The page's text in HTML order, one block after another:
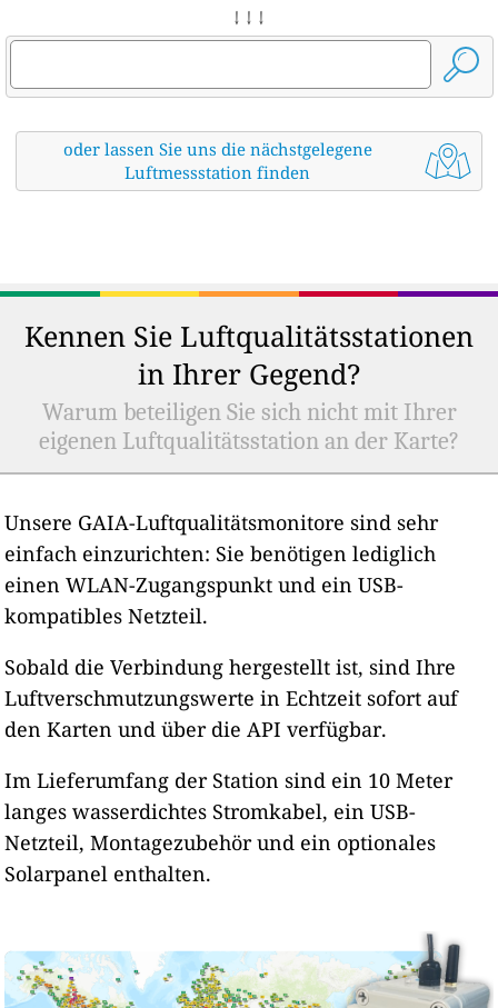
↓ ↓ ↓
oder lassen Sie uns die nächstgelegene
Luftmessstation finden
Kennen Sie Luftqualitätsstationen
in Ihrer Gegend?
Warum beteiligen Sie sich nicht mit Ihrer
eigenen Luftqualitätsstation an der Karte?
Unsere GAIA-Luftqualitätsmonitore sind sehr
einfach einzurichten: Sie benötigen lediglich
einen WLAN-Zugangspunkt und ein USB-
kompatibles Netzteil.
Sobald die Verbindung hergestellt ist, sind Ihre
Luftverschmutzungswerte in Echtzeit sofort auf
den Karten und über die API verfügbar.
Im Lieferumfang der Station sind ein 10 Meter
langes wasserdichtes Stromkabel, ein USB-
Netzteil, Montagezubehör und ein optionales
Solarpanel enthalten.